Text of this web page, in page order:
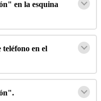
n" en la esquina
teléfono en el
n".